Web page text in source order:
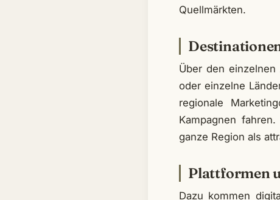
Quellmärkten.
Über den
oder einzelne
regionale
Kampagnen
ganze Region als
Plattformen
Dazu kommen